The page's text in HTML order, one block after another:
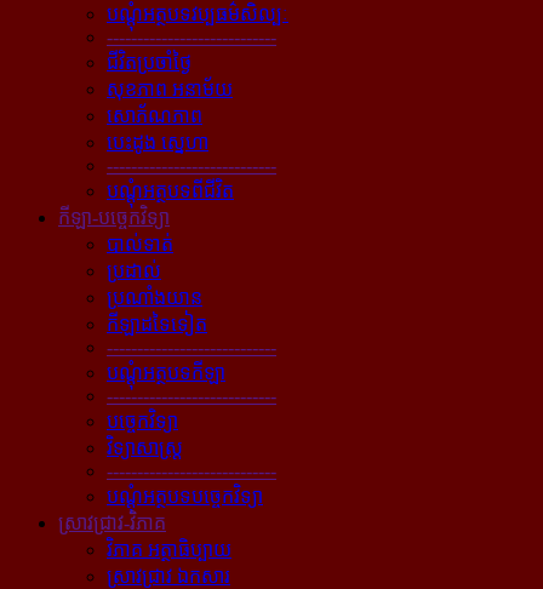
បណ្ដុំអត្ថបទវប្បធម៌សិល្បៈ
----------------------------
ជីវិតប្រចាំថ្ងៃ
សុខភាព អនាម័យ
សោភ័ណភាព
បេះដូង ស្នេហា
----------------------------
បណ្ដុំអត្ថបទពីជីវិត
កីឡា-បច្ចេកវិទ្យា
បាល់ទាត់
ប្រដាល់
ប្រណាំងយាន
កីឡាដទៃទៀត
----------------------------
បណ្ដុំអត្ថបទកីឡា
----------------------------
បច្ចេកវិទ្យា
វិទ្យាសាស្ត្រ
----------------------------
បណ្ដុំអត្ថបទបច្ចេកវិទ្យា
ស្រាវជ្រាវ-វិភាគ
វិភាគ អត្ថាធិប្បាយ
ស្រាវជ្រាវ ឯកសារ